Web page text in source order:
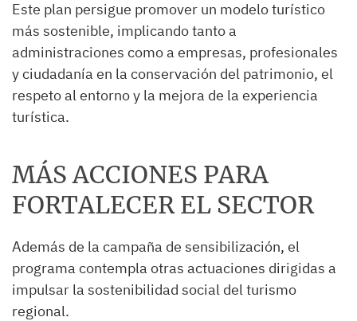
Este plan persigue promover un modelo turístico
más sostenible, implicando tanto a
administraciones como a empresas, profesionales
y ciudadanía en la conservación del patrimonio, el
respeto al entorno y la mejora de la experiencia
turística.
MÁS ACCIONES PARA
FORTALECER EL SECTOR
Además de la campaña de sensibilización, el
programa contempla otras actuaciones dirigidas a
impulsar la sostenibilidad social del turismo
regional.